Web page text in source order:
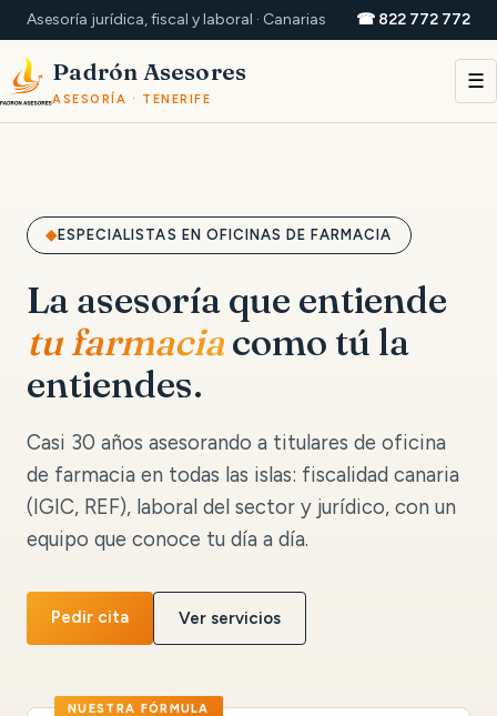
Asesoría jurídica, fiscal y laboral · Canarias ☎ 822 772 772
Padrón Asesores
ASESORÍA · TENERIFE
☰
ESPECIALISTAS EN OFICINAS DE FARMACIA
La asesoría que entiende
tu farmaciacomo tú la
entiendes.
Casi 30 años asesorando a titulares de oficina
de farmacia en todas las islas: fiscalidad canaria
(IGIC, REF), laboral del sector y jurídico, con un
equipo que conoce tu día a día.
Pedir cita Ver servicios